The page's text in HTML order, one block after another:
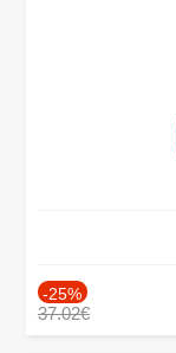
-25%
37.02€